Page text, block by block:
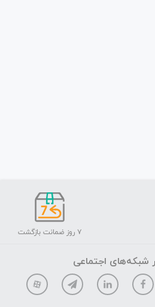
۷ روز ضمانت بازگشت
شبکه‌های اجتماعی